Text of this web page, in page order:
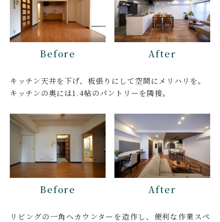
Before After
キッチン天井を下げ、板張りにして空間にメリハリを。
キッチンの奥には1.4帖のパントリーを隣接。
Before After
リビングの一角へカウンターを造作し、便利な作業スペ